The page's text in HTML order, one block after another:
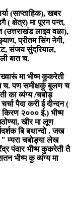
(साप्ताहिक), खबर
क्षेत्र) मा पूरन पन्त,
लाइव वळा),
प्रीतम सिंग नेगी,
संजय सुंदरियाल,
बात च.
मा भीष्म कुकरेती
च. पण समीक्षकुं बुलण च
का व्यंग्य /चबोड़
पैदा करी ई दीन्दन (
२००० ई.) भीष्म
खीर मा लूण
बि बथान्दो . जख
म्यरा चबोड्या लेख
पंवार भीष्म कुकरेती तै
भीष्म कु व्यंग्य मा